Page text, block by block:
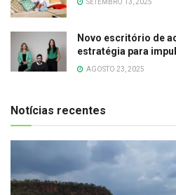
SETEMBRO 13, 2025
Novo escritório de
estratégia para
AGOSTO 23, 2025
Notícias recentes